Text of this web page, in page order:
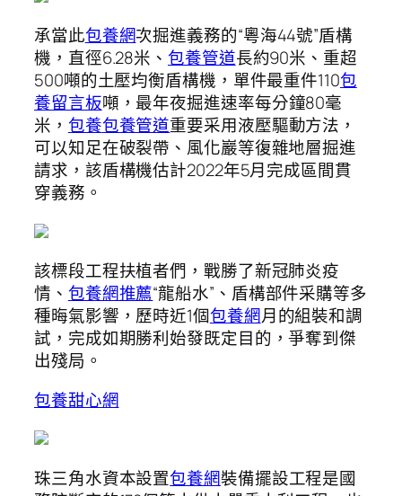
承當此包養網次掘進義務的“粵海44號”盾構
機，直徑6.28米、 包養管道長約90米、重超
500噸的土壓均衡盾構機，單件最重件110包
養留言板噸，最年夜掘進速率每分鐘80毫
米， 包養包養管道重要采用液壓驅動方法，
可以知足在破裂帶、風化巖等復雜地層掘進
請求，該盾構機估計2022年5月完成區間貫
穿義務。
該標段工程扶植者們，戰勝了新冠肺炎疫
情、 包養網推薦“龍船水”、盾構部件采購等多
種晦氣影響，歷時近1個包養網月的組裝和調
試，完成如期勝利始發既定目的，爭奪到傑
出殘局。
包養甜心網
珠三角水資本設置包養網裝備擺設工程是國